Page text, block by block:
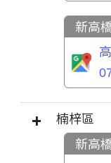
新高
楠梓區
新高